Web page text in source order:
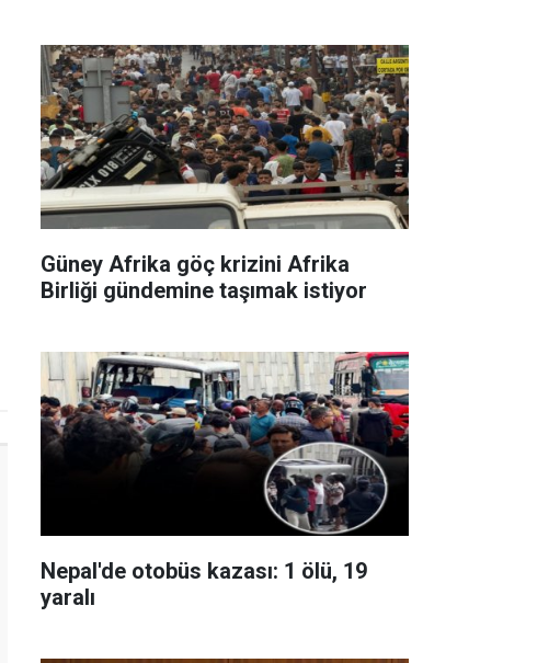
Güney Afrika göç krizini Afrika
Birliği gündemine taşımak istiyor
Nepal'de otobüs kazası: 1 ölü, 19
yaralı